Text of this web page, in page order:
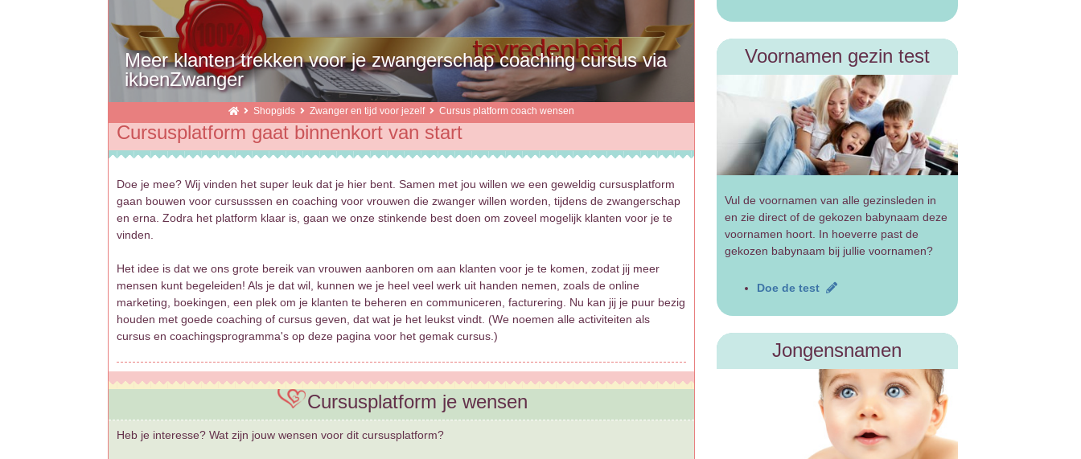
Meer klanten trekken voor je zwangerschap coaching cursus via
ikbenZwanger
Shopgids Zwanger en tijd voor jezelf Cursus platform coach wensen
Cursusplatform gaat binnenkort van start
Doe je mee? Wij vinden het super leuk dat je hier bent. Samen met jou willen we een geweldig cursusplatform
gaan bouwen voor cursusssen en coaching voor vrouwen die zwanger willen worden, tijdens de zwangerschap
en erna. Zodra het platform klaar is, gaan we onze stinkende best doen om zoveel mogelijk klanten voor je te
vinden.
Het idee is dat we ons grote bereik van vrouwen aanboren om aan klanten voor je te komen, zodat jij meer
mensen kunt begeleiden! Als je dat wil, kunnen we je heel veel werk uit handen nemen, zoals de online
marketing, boekingen, een plek om je klanten te beheren en communiceren, facturering. Nu kan jij je puur bezig
houden met goede coaching of cursus geven, dat wat je het leukst vindt. (We noemen alle activiteiten als
cursus en coachingsprogramma's op deze pagina voor het gemak cursus.)
Cursusplatform je wensen
Heb je interesse? Wat zijn jouw wensen voor dit cursusplatform?
Voornamen gezin test
Vul de voornamen van alle gezinsleden in
en zie direct of de gekozen babynaam deze
voornamen hoort. In hoeverre past de
gekozen babynaam bij jullie voornamen?
Doe de test
Jongensnamen